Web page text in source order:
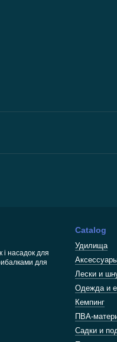
насадок для
для
Catalog
Удилища
Лески и
Одежда и
Кемпинг
ПВА-
Садки и